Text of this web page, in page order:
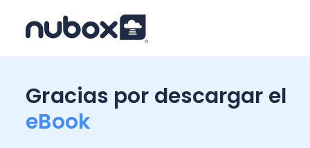
Gracias por descargar el
eBook